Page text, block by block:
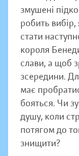
змушені
робить
стати
короля
слави, а щоб
зсередини.
має
бояться. Чи
душу, коли
потягом до
знищити?